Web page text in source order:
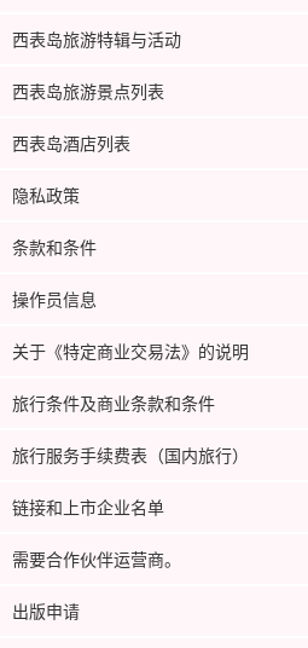
西表岛旅游特辑与活动
西表岛旅游景点列表
西表岛酒店列表
隐私政策
条款和条件
操作员信息
关于《特定商业交易法》的说明
旅行条件及商业条款和条件
旅行服务手续费表（国内旅行）
链接和上市企业名单
需要合作伙伴运营商。
出版申请